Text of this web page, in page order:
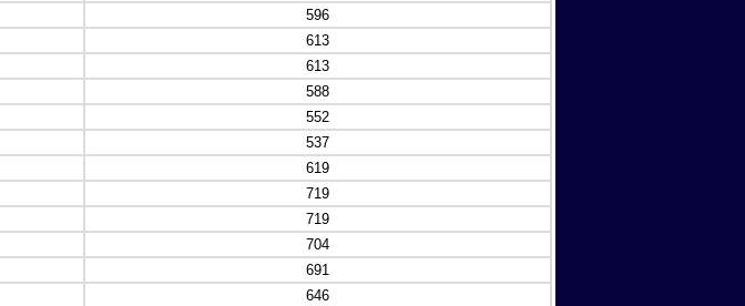
596
613
613
588
552
537
619
719
719
704
691
646